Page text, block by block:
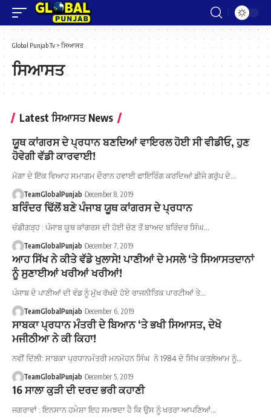
Global Punjab Tv > ਸਿਆਸਤ
ਸਿਆਸਤ
Latest ਸਿਆਸਤ News
ਯੂਥ ਕਾਂਗਰਸ ਦੇ ਪ੍ਰਧਾਨ ਬਣਦਿਆਂ ਵਾਇਰਲ ਹੋਈ ਸੀ ਵੀਡੀਓ, ਹੁਣ
ਹੋਵੇਗੀ ਵੱਡੀ ਕਾਰਵਾਈ!
ਮੋਗਾ ਦੇ ਇੱਕ ਵਿਆਹ ਸਮਾਗਮ ਦੌਰਾਨ ਹਵਾਈ ਫਾਇਰਿੰਗ ਕਰਦਿਆਂ ਡੀਜੇ ਗਰੁੱਪ ਦੇ…
TeamGlobalPunjab December 8, 2019
ਬਰਿੰਦਰ ਢਿੱਲੋਂ ਬਣੇ ਪੰਜਾਬ ਯੂਥ ਕਾਂਗਰਸ ਦੇ ਪ੍ਰਧਾਨ
ਚੰਡੀਗੜ੍ਹ : ਪੰਜਾਬ ਯੂਥ ਕਾਂਗਰਸ ਦੀ ਹੋਈ ਚੋਣ ਤੋਂ ਬਾਅਦ ਬਰਿੰਦਰ ਸਿੰਘ…
TeamGlobalPunjab December 7, 2019
ਆਹ ਸਿੱਖ ਨੇ ਕੀਤੇ ਵੱਡੇ ਖੁਲਾਸੇ! ਪਾਣੀਆਂ ਦੇ ਮਸਲੇ ‘ਤੇ ਸਿਆਸਤਦਾਨਾਂ
ਨੂੰ ਸੁਣਾਈਆਂ ਖਰੀਆਂ ਖਰੀਆਂ!
ਪੰਜਾਬ ਦੇ ਪਾਣੀਆਂ ਦੀ ਵੰਡ ਨੂੰ ਮੁੱਖ ਰੱਖਦੇ ਹੋਏ ਰਾਜਨੀਤਿਕ ਪਾਰਟੀਆਂ ਤੇ…
TeamGlobalPunjab December 6, 2019
ਸਾਬਕਾ ਪ੍ਰਧਾਨ ਮੰਤਰੀ ਦੇ ਬਿਆਨ ‘ਤੇ ਭਖੀ ਸਿਆਸਤ, ਦੇਖੋ
ਮਜੀਠੀਆ ਨੇ ਕੀ ਕਿਹਾ!
ਨਵੀਂ ਦਿੱਲੀ: ਸਾਬਕਾ ਪ੍ਰਧਾਨਮੰਤਰੀ ਮਨਮੋਹਨ ਸਿੰਘ ਨੇ 1984 ਦੇ ਸਿੱਖ ਕਤਲੇਆਮ ਨੂੰ…
TeamGlobalPunjab December 5, 2019
16 ਸਾਲਾ ਕੁੜੀ ਦੀ ਦਰਦ ਭਰੀ ਕਹਾਣੀ
ਜਗਰਾਵਾਂ : ਇਨਸਾਨ ਹਮੇਸ਼ਾ ਇਹ ਸਮਝਦਾ ਹੈ ਕਿ ਉਸ ਨੂੰ ਖਤਰਾ ਆਪਣਿਆਂ…